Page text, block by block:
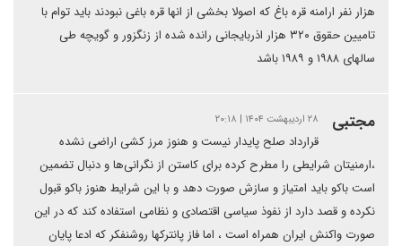
هزار نفر ارامنه قره باغ که اصولا بخشی از انها قره باغی نبودند باید توام با
تامیین حقوق ۳۲۰ هزار اذربایجانی رانده شده از زنگزور و گویچه طی
سالهای ۱۹۸۸ و ۱۹۸۹ باشد
مجتبی ۲۸ اردیبهشت ۱۴۰۴ | ۲۰:۱۸
قرارداد صلح پایدار نیست و هنوز مرز کشی اراضی نشده
،ارمنیتان شرایطی را مطرح کرده برای کاستن از نگرانی‌ها و دنبال تضمین
است باکو باید امتیاز و سازش صورت دهد و با این شرایط هنوز باکو قبول
نکرده و قصد دارد از نفوذ سیاسی اقتصادی و نظامی استفاده کند که در این
صورت واکنش ایران همراه است ، اما فاز پانترکها روشنفکر که ادعا پایان